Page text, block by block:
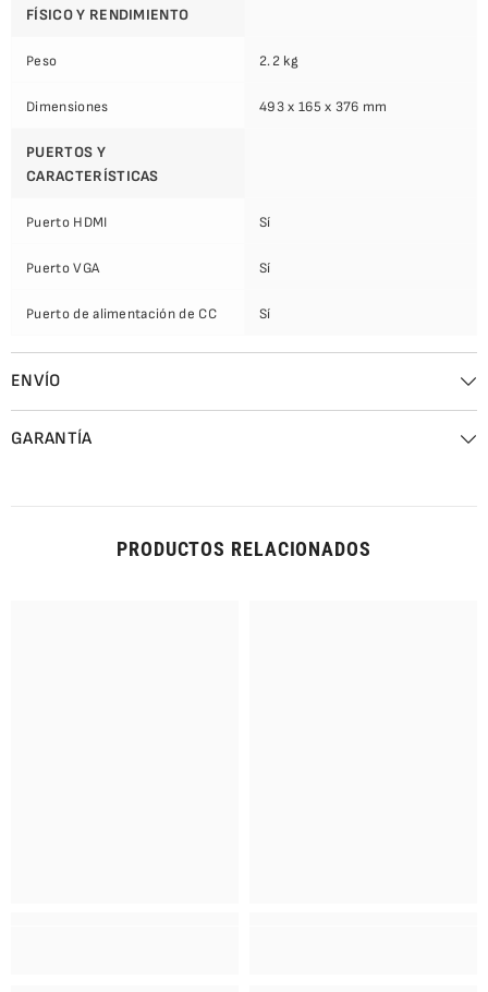
FÍSICO Y RENDIMIENTO
Peso 2.2 kg
Dimensiones 493 x 165 x 376 mm
PUERTOS Y
CARACTERÍSTICAS
Puerto HDMI Sí
Puerto VGA Sí
Puerto de alimentación de CC Sí
ENVÍO
GARANTÍA
PRODUCTOS RELACIONADOS